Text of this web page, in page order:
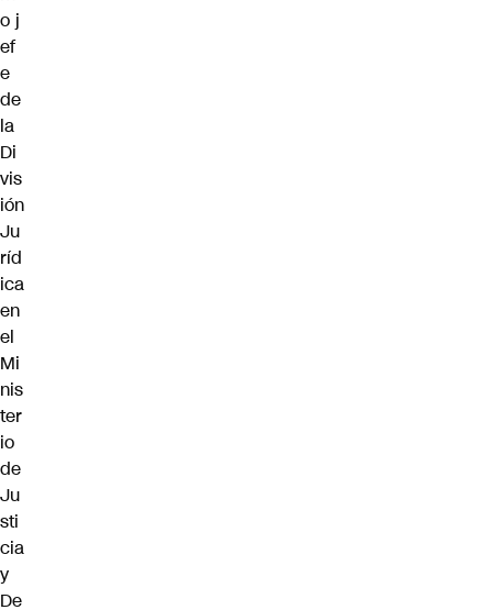
o j
ef
e
de
la
Di
vis
ión
Ju
ríd
ica
en
el
Mi
nis
ter
io
de
Ju
sti
cia
y
De